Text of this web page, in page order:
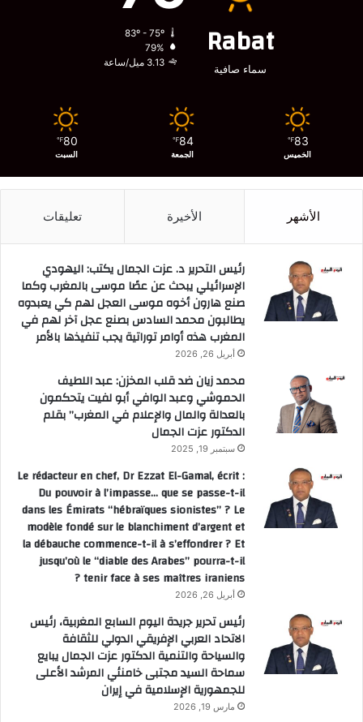
Rabat
سماء صافية
83º - 75º
79%
3.13 ميل/ساعة
83
℉
الخميس
84
℉
الجمعة
80
℉
السبت
الأشهر الأخيرة تعليقات
رئيس التحرير د. عزت الجمال يكتب: اليهودي
الإسرائيلي يبحث عن عصًا موسى بالمغرب وكما
صنع هارون أخوه موسى العجل لهم كي يعبدوه
يطالبون محمد السادس بصنع عجل آخر لهم في
المغرب هذه أوامر توراتية يجب تنفيذها بالأمر
أبريل 26, 2026
محمد زيان ضد قلب المخزن: عبد اللطيف
الحموشي وعبد الوافي أبو لفيت يتحكمون
بالعدالة والمال والإعلام في المغرب” بقلم
الدكتور عزت الجمال
سبتمبر 19, 2025
Le rédacteur en chef, Dr Ezzat El-Gamal, écrit :
Du pouvoir à l’impasse… que se passe-t-il
dans les Émirats “hébraïques sionistes” ? Le
modèle fondé sur le blanchiment d’argent et
la débauche commence-t-il à s’effondrer ? Et
jusqu’où le “diable des Arabes” pourra-t-il
tenir face à ses maîtres iraniens ?
أبريل 26, 2026
رئيس تحرير جريدة اليوم السابع المغربية، رئيس
الاتحاد العربي الإفريقي الدولي للثقافة
والسياحة والتنمية الدكتور عزت الجمال يبايع
سماحة السيد مجتبى خامنئي المرشد الأعلى
للجمهورية الإسلامية في إيران
مارس 19, 2026